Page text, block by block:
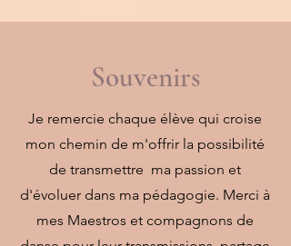
Souvenirs
Je remercie chaque élève qui croise
mon chemin de m'offrir la possibilité
de transmettre ma passion et
d'évoluer dans ma pédagogie. Merci à
mes Maestros et compagnons de